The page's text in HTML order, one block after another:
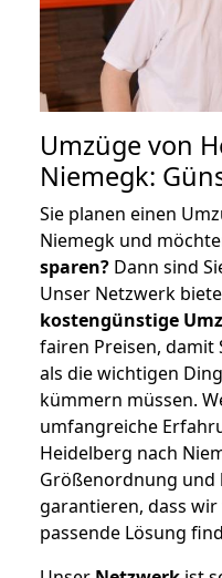
Umzüge von
Niemegk:
Sie planen einen
Niemegk und
sparen? Dann sind
Unser Netzwerk
kostengünstige
fairen Preisen, damit
als die wichtigen
kümmern müssen.
umfangreiche
Heidelberg nach
Größenordnung
garantieren, dass
passende Lösung